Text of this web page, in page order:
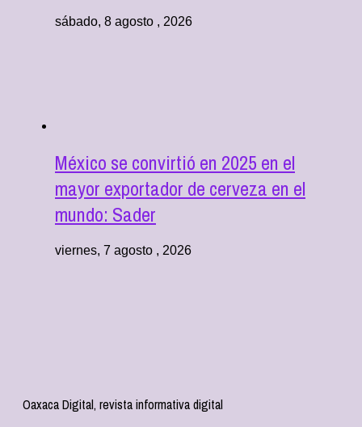
sábado, 8 agosto , 2026
México se convirtió en 2025 en el
mayor exportador de cerveza en el
mundo: Sader
viernes, 7 agosto , 2026
Oaxaca Digital, revista informativa digital